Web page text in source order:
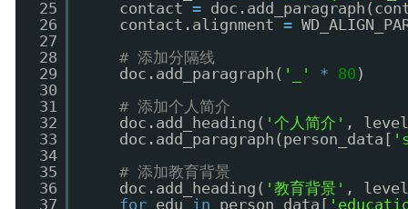
25
26
27
28
29
30
31
32
33
34
35
36
37
contact =
contact.alignment =
# 添加分隔线
doc.add_paragraph( '_' * 80 )
# 添加个人简介
doc.add_heading( '个人简介' ,
doc.add_paragraph(person_data[
# 添加教育背景
doc.add_heading( '教育背景' ,
for edu in person_data[